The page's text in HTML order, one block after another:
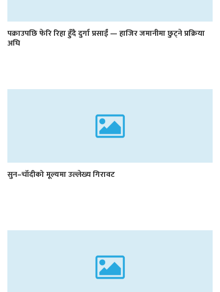
पक्राउपछि फेरि रिहा हुँदै दुर्गा प्रसाईं — हाजिर जमानीमा छुट्ने प्रक्रिया
अघि
सुन–चाँदीको मूल्यमा उल्लेख्य गिरावट